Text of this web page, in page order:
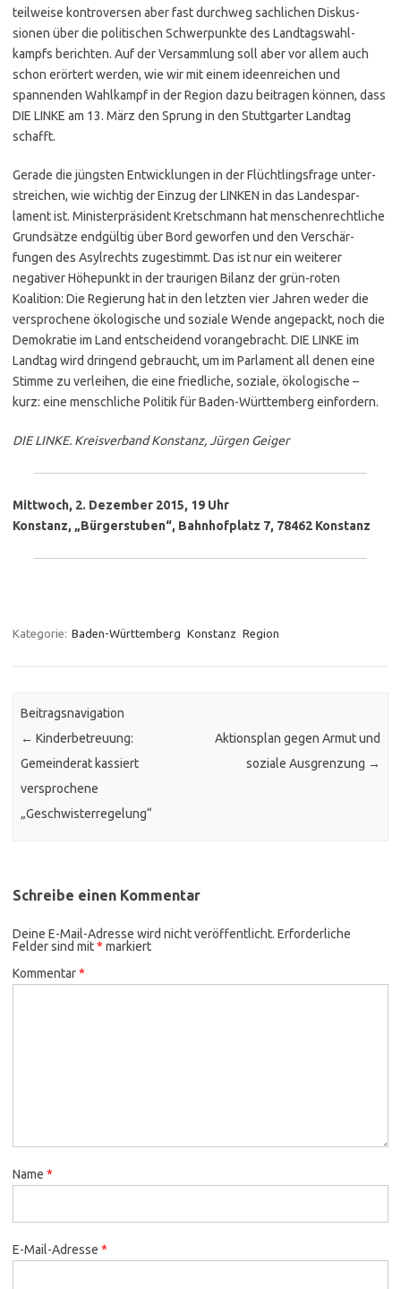
teilweise kontro­versen aber fast durchweg sachlichen Diskus­
sionen über die politischen Schwer­punkte des Landtags­wahl­
kampfs berichten. Auf der Versammlung soll aber vor allem auch
schon erörtert werden, wie wir mit einem ideen­reichen und
spannenden Wahlkampf in der Region dazu beitragen können, dass
DIE LINKE am 13. März den Sprung in den Stutt­garter Landtag
schafft.
Gerade die jüngsten Entwick­lungen in der Flücht­lingsfrage unter­
streichen, wie wichtig der Einzug derLINKEN in das Landes­par­
lament ist. Minis­ter­prä­sident Kretschmann hat menschen­rechtliche
Grundsätze endgültig über Bord geworfen und den Verschär­
fungen des Asylrechts zugestimmt. Das ist nur ein weiterer
negativer Höhepunkt in der traurigen Bilanz der grün-roten
Koalition: Die Regierung hat in den letzten vier Jahren weder die
versprochene ökologische und soziale Wende angepackt, noch die
Demokratie im Land entscheidend voran­ge­bracht. DIE LINKE im
Landtag wird dringend gebraucht, um im Parlament all denen eine
Stimme zu verleihen, die eine friedliche, soziale, ökologische –
kurz: eine menschliche Politik für Baden-Württemberg einfordern.
DIE LINKE. Kreis­verband Konstanz, Jürgen Geiger
Mittwoch, 2. Dezember 2015, 19 Uhr
Konstanz, „Bürger­stuben“, Bahnhofplatz 7, 78462 Konstanz
Kategorie: Baden-Württemberg Konstanz Region
Beitragsnavigation
← Kinderbetreuung:
Gemeinderat kassiert
versprochene
„Geschwisterregelung“
Aktionsplan gegen Armut und
soziale Ausgrenzung →
Schreibe einen Kommentar
Deine E-Mail-Adresse wird nicht veröffentlicht. Erforderliche
Felder sind mit* markiert
Kommentar*
Name *
E-Mail-Adresse *